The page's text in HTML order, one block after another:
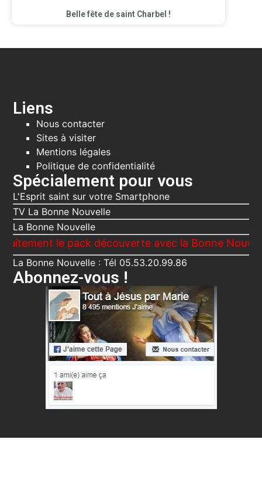
Belle fête de saint Charbel !
Liens
Nous contacter
Sites à visiter
Mentions légales
Politique de confidentialité
Spécialement pour vous
L'Esprit saint sur votre Smartphone
TV La Bonne Nouvelle
La Bonne Nouvelle
le pack découverte avec la Bonne Nouvelle, Le
La Bonne Nouvelle : Tél 05.53.20.99.86
Abonnez-vous !